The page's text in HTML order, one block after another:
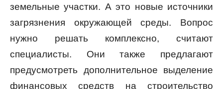
земельные участки. А это новые источники
загрязнения окружающей среды. Вопрос
нужно решать комплексно, считают
специалисты. Они также предлагают
предусмотреть дополнительное выделение
финансовых средств на строительство